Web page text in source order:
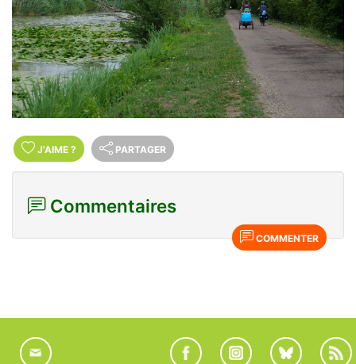
J'AIME ? PARTAGER
Commentaires
COMMENTER